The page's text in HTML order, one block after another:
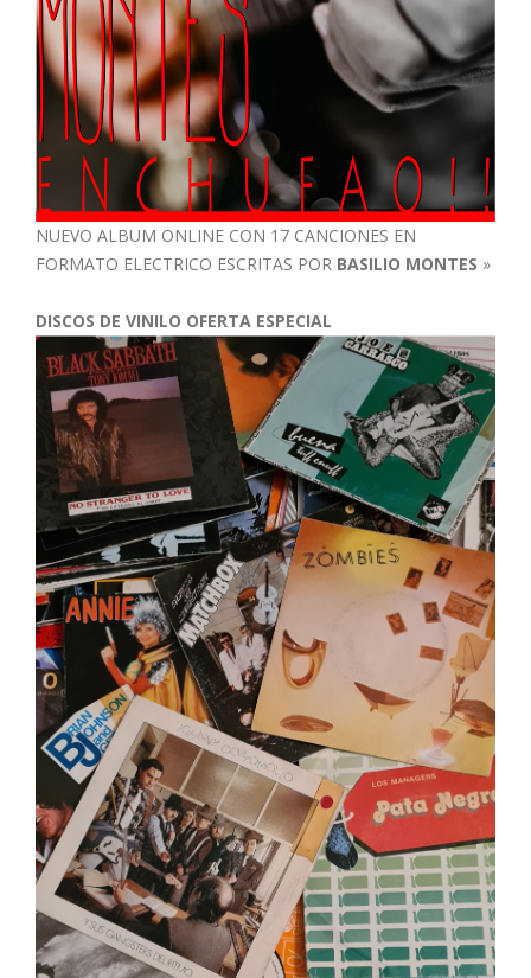
NUEVO ALBUM ONLINE CON 17 CANCIONES EN
FORMATO ELECTRICO ESCRITAS POR BASILIO MONTES »
DISCOS DE VINILO OFERTA ESPECIAL